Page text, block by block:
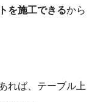
を施工できるから
れば、テーブル上